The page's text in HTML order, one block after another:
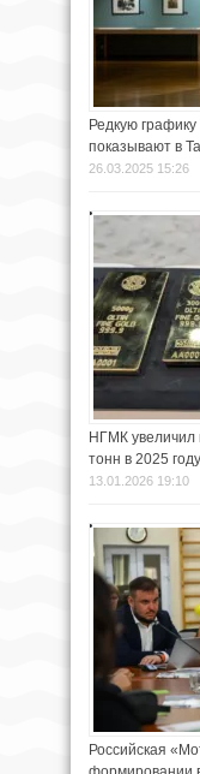
Редкую
показывают в
26.03.2025 15:26
НГМК увеличил
тонн в 2025
13.01.2026 19:10
Российская